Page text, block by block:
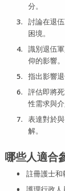
分。
討論在退
困境。
識別退伍
仰的影響。
指出影響
評估即將
性需求與介
表達對於
解。
哪些人適合
註冊護士和